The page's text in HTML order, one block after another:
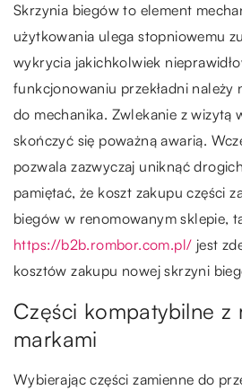
Skrzynia biegów to element
użytkowania ulega stopniowemu
wykrycia jakichkolwiek
funkcjonowaniu przekładni należy
do mechanika. Zwlekanie z wizytą
skończyć się poważną awarią.
pozwala zazwyczaj uniknąć
pamiętać, że koszt zakupu części
biegów w renomowanym sklepie,
https://b2b.rombor.com.pl/ jest
kosztów zakupu nowej skrzyni
Części kompatybilne z
markami
Wybierając części zamienne do